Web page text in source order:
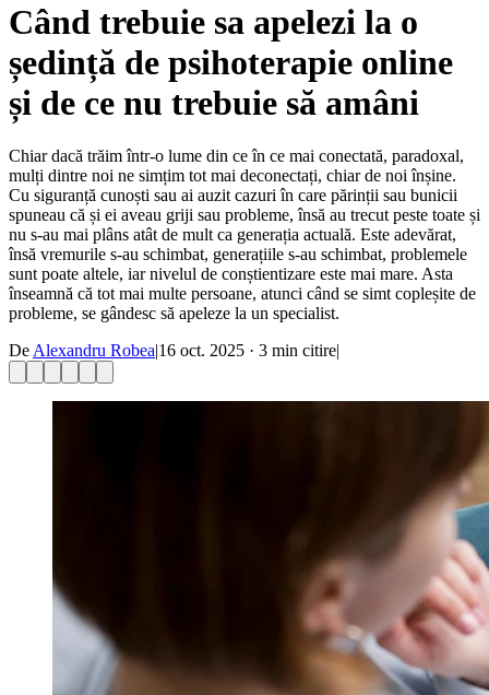
Când trebuie sa apelezi la o
ședință de psihoterapie online
și de ce nu trebuie să amâni
Chiar dacă trăim într-o lume din ce în ce mai conectată, paradoxal,
mulți dintre noi ne simțim tot mai deconectați, chiar de noi înșine.
Cu siguranță cunoști sau ai auzit cazuri în care părinții sau bunicii
spuneau că și ei aveau griji sau probleme, însă au trecut peste toate și
nu s-au mai plâns atât de mult ca generația actuală. Este adevărat,
însă vremurile s-au schimbat, generațiile s-au schimbat, problemele
sunt poate altele, iar nivelul de conștientizare este mai mare. Asta
înseamnă că tot mai multe persoane, atunci când se simt copleșite de
probleme, se gândesc să apeleze la un specialist.
De Alexandru Robea|16 oct. 2025 · 3 min citire|